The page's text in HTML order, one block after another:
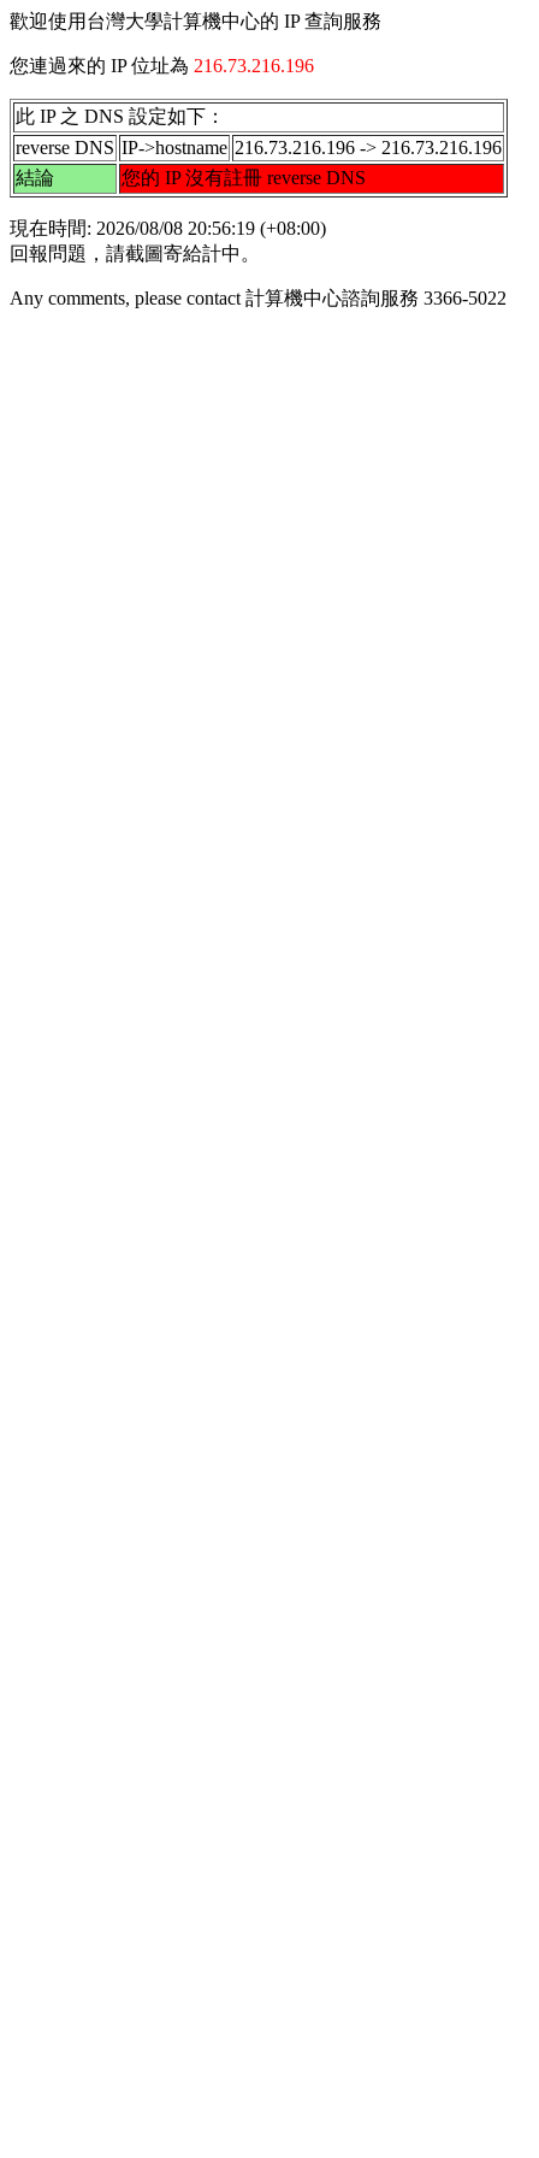
歡迎使用台灣大學計算機中心的 IP 查詢服務
您連過來的 IP 位址為 216.73.216.196
此 IP 之 DNS 設定如下：
reverse DNS IP->hostname 216.73.216.196 -> 216.73.216.196
結論
您的 IP 沒有註冊 reverse DNS
現在時間: 2026/08/08 20:56:19 (+08:00)
回報問題，請截圖寄給計中。
Any comments, please contact 計算機中心諮詢服務 3366-5022